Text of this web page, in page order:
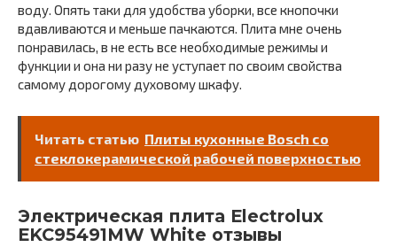
воду. Опять таки для удобства уборки, все кнопочки
вдавливаются и меньше пачкаются. Плита мне очень
понравилась, в не есть все необходимые режимы и
функции и она ни разу не уступает по своим свойства
самому дорогому духовому шкафу.
Читать статью Плиты кухонные Bosch со
стеклокерамической рабочей поверхностью
Электрическая плита Electrolux
EKC95491MW White отзывы